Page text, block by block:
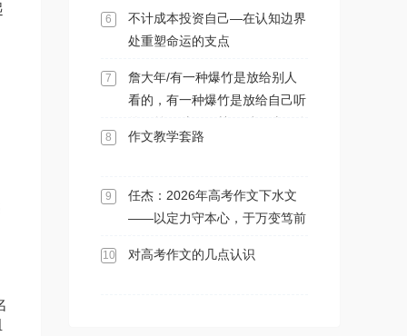
6
不计成本投资自己—在认知边界
处重塑命运的支点
7
詹大年/有一种爆竹是放给别人
看的，有一种爆竹是放给自己听
禁。
8 作文教学套路
9
任杰：2026年高考作文下水文
——以定力守本心，于万变笃前
10 对高考作文的几点认识